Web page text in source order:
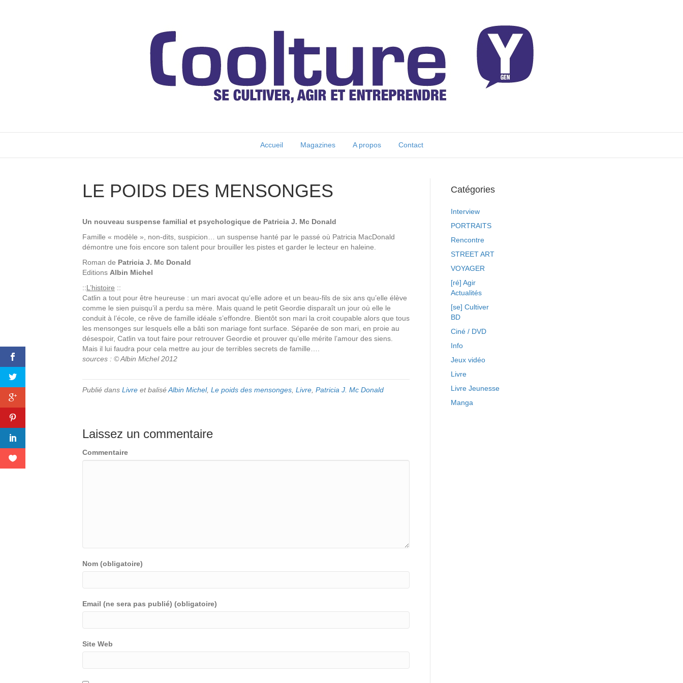
Accueil Magazines A propos Contact
LE POIDS DES MENSONGES
Un nouveau suspense familial et psychologique de Patricia J. Mc Donald
Famille « modèle », non-dits, suspicion… un suspense hanté par le passé où Patricia MacDonald
démontre une fois encore son talent pour brouiller les pistes et garder le lecteur en haleine.
Roman de Patricia J. Mc Donald
Editions Albin Michel
::L’histoire ::
Catlin a tout pour être heureuse : un mari avocat qu’elle adore et un beau-fils de six ans qu’elle élève
comme le sien puisqu’il a perdu sa mère. Mais quand le petit Geordie disparaît un jour où elle le
conduit à l’école, ce rêve de famille idéale s’effondre. Bientôt son mari la croit coupable alors que tous
les mensonges sur lesquels elle a bâti son mariage font surface. Séparée de son mari, en proie au
désespoir, Catlin va tout faire pour retrouver Geordie et prouver qu’elle mérite l’amour des siens.
Mais il lui faudra pour cela mettre au jour de terribles secrets de famille….
sources : © Albin Michel 2012
Publié dans Livre et baliséAlbin Michel, Le poids des mensonges Livre Patricia J. Mc Donald
Laissez un commentaire
Commentaire
Nom (obligatoire)
Email (ne sera pas publié) (obligatoire)
Site Web
Catégories
Interview
PORTRAITS
Rencontre
STREET ART
VOYAGER
[ré] Agir
Actualités
[se] Cultiver
BD
Ciné / DVD
Info
Jeux vidéo
Livre
Livre Jeunesse
Manga